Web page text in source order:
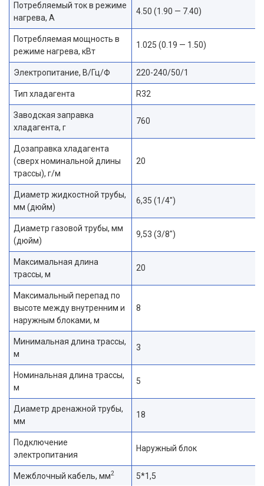
Потребляемый ток в режиме
нагрева, А
4.50 (1.90 — 7.40)
Потребляемая мощность в
режиме нагрева, кВт
1.025 (0.19 — 1.50)
Электропитание, В/Гц/Ф 220-240/50/1
Тип хладагента R32
Заводская заправка
хладагента, г
760
Дозаправка хладагента
(сверх номинальной длины
трассы), г/м
20
Диаметр жидкостной трубы,
мм (дюйм)
6,35 (1/4″)
Диаметр газовой трубы, мм
(дюйм)
9,53 (3/8″)
Максимальная длина
трассы, м
20
Максимальный перепад по
высоте между внутренним и
наружным блоками, м
8
Минимальная длина трассы,
м
3
Номинальная длина трассы,
м
5
Диаметр дренажной трубы,
мм
18
Подключение
электропитания
Наружный блок
Межблочный кабель, мм2 5*1,5